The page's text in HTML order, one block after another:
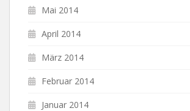
Mai 2014
April 2014
März 2014
Februar 2014
Januar 2014